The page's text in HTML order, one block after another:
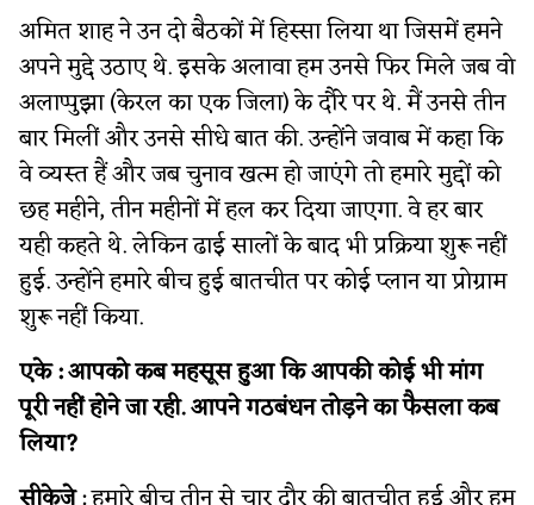
अमित शाह ने उन दो बैठकों में हिस्सा लिया था जिसमें हमने
अपने मुद्दे उठाए थे. इसके अलावा हम उनसे फिर मिले जब वो
अलाप्पुझा (केरल का एक जिला) के दौरे पर थे. मैं उनसे तीन
बार मिलीं और उनसे सीधे बात की. उन्होंने जवाब में कहा कि
वे व्यस्त हैं और जब चुनाव खत्म हो जाएंगे तो हमारे मुद्दों को
छह महीने, तीन महीनों में हल कर दिया जाएगा. वे हर बार
यही कहते थे. लेकिन ढाई सालों के बाद भी प्रक्रिया शुरू नहीं
हुई. उन्होंने हमारे बीच हुई बातचीत पर कोई प्लान या प्रोग्राम
शुरू नहीं किया.
एके : आपको कब महसूस हुआ कि आपकी कोई भी मांग
पूरी नहीं होने जा रही. आपने गठबंधन तोड़ने का फैसला कब
लिया?